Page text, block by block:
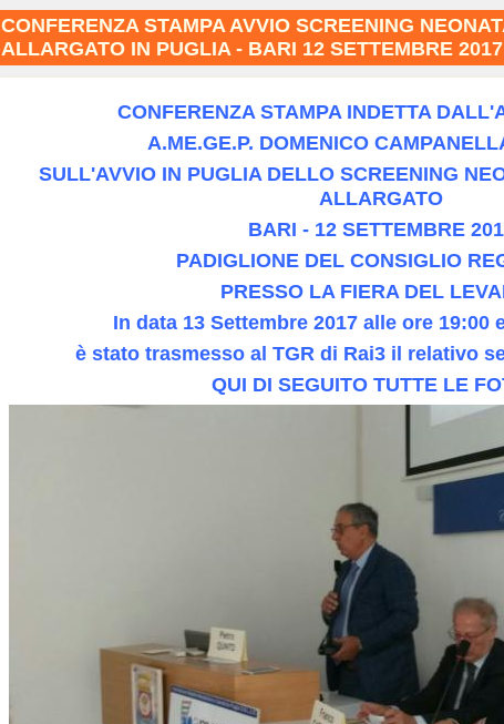
CONFERENZA STAMPA AVVIO SCREENING
ALLARGATO IN PUGLIA - BARI 12 SETTEMBRE 2017
CONFERENZA STAMPA INDETTA
A.ME.GE.P. DOMENICO
SULL'AVVIO IN PUGLIA DELLO SCREENING
ALLARGATO
BARI - 12 SETTEMBRE
PADIGLIONE DEL CONSIGLIO
PRESSO LA FIERA DEL
In data 13 Settembre 2017 alle ore 19:00
è stato trasmesso al TGR di Rai3 il relativo
QUI DI SEGUITO TUTTE LE